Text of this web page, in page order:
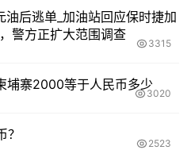
后逃单_加油站回应保时捷加
警方正扩大范围调查
3315
埔寨2000等于人民币多少
3020
2523